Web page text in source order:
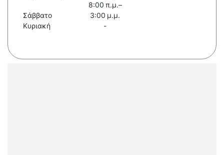
Σάββατο
8:00 π.μ.–
3:00 μ.μ.
Κυριακή
-